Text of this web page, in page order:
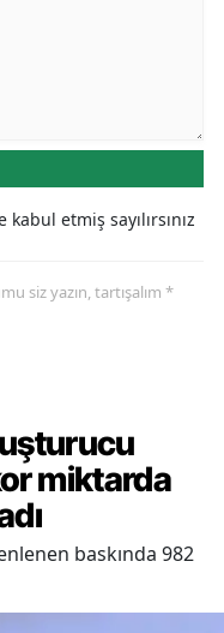
kabul etmiş sayılırsınız
siz yazın, tartışalım *
miktarda
baskında 982